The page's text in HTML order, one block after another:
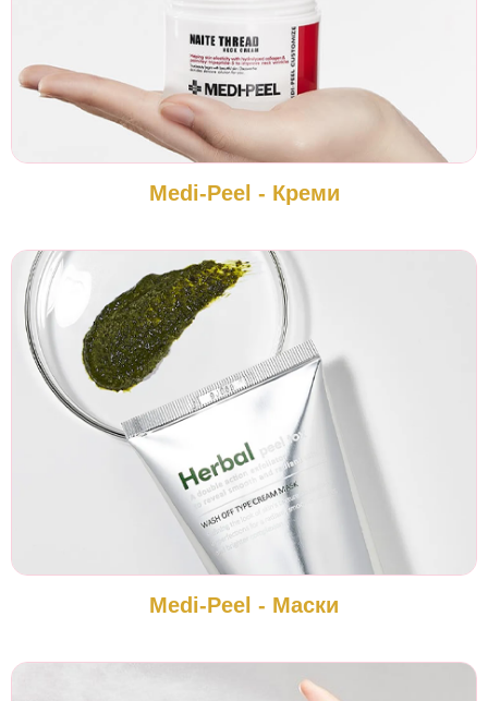
Medi-Peel - Креми
Medi-Peel - Маски